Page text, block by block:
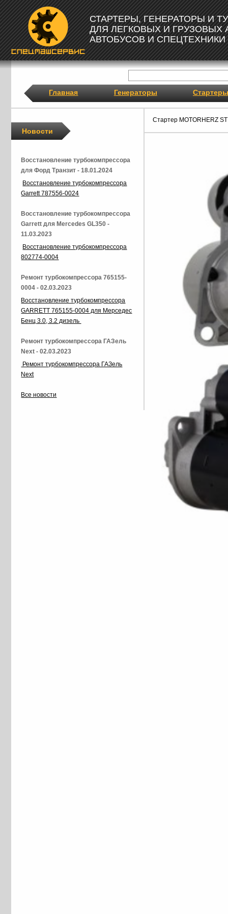
СТАРТЕРЫ, ГЕНЕРАТОРЫ И
ДЛЯ ЛЕГКОВЫХ И ГРУЗОВЫХ
АВТОБУСОВ И СПЕЦТЕХНИКИ
Главная Генераторы Стартеры
Стартер MOTORHERZ
Новости
Восстановление турбокомпрессора
для Форд Транзит - 18.01.2024
Восстановление турбокомпрессора
Garrett 787556-0024
Восстановление турбокомпрессора
Garrett для Mercedes GL350 -
11.03.2023
Восстановление турбокомпрессора
802774-0004
Ремонт турбокомпрессора 765155-
0004 - 02.03.2023
Восстановление турбокомпрессора
GARRETT 765155-0004 для Мерседес
Бенц 3.0, 3.2 дизель
Ремонт турбокомпрессора ГАЗель
Next - 02.03.2023
Ремонт турбокомпрессора ГАЗель
Next
Все новости